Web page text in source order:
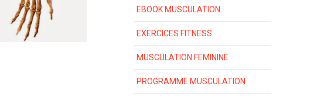
EBOOK MUSCULATION
EXERCICES FITNESS
MUSCULATION FEMININE
PROGRAMME MUSCULATION